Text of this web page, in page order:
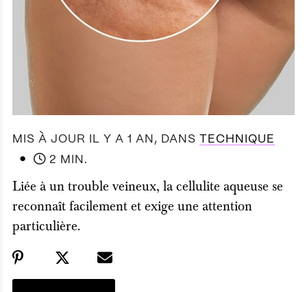
MIS À JOUR IL Y A 1 AN , DANS TECHNIQUE
●
2 MIN.
Liée à un trouble veineux, la cellulite aqueuse se
reconnaît facilement et exige une attention
particulière.